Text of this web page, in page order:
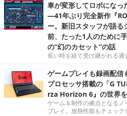
車が変形してロボになっ
―41年ぶり完全新作『
ー。新旧スタッフが語
前、たった1人のために
の“幻のカセット”の話
長い時を経て受け継がれる過
ゲームプレイも録画配
プロセッサ搭載の「G
rza Horizon 6』の世界
ゲーム＆制作の拠点となる
プレイ。放熱性能もチェック